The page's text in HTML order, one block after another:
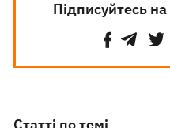
Підписуйтесь